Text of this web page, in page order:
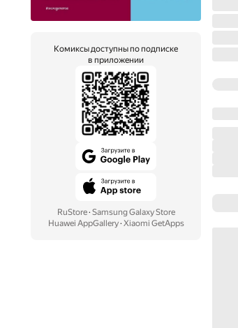
Комиксы доступны по подписке
в приложении
RuStore· Samsung Galaxy Store
Huawei AppGallery· Xiaomi GetApps